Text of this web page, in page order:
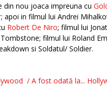
din nou joaca impreuna cu
; apoi in filmul lui Andrei
Robert De Niro; filmul lui
filmul lui Roland
si Soldatul/ Soldier.
/ A fost odată la...